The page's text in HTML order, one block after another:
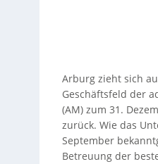
Arburg zieht sich
Geschäftsfeld der
(AM) zum 31.
zurück. Wie das
September
Betreuung der